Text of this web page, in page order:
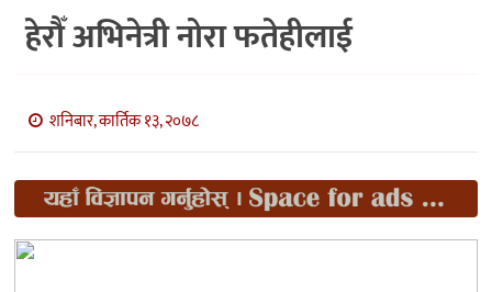
हेरौँ अभिनेत्री नोरा फतेहीलाई
शनिबार, कार्तिक १३, २०७८